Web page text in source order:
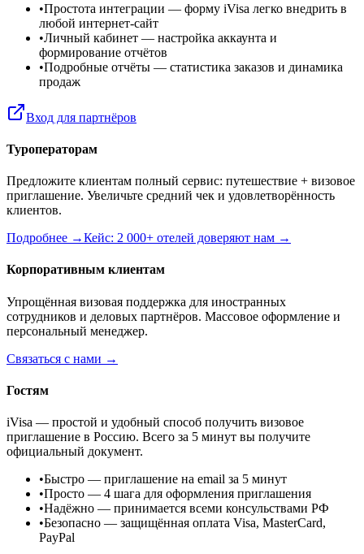
•Простота интеграции — форму iVisa легко внедрить в
любой интернет-сайт
•Личный кабинет — настройка аккаунта и
формирование отчётов
•Подробные отчёты — статистика заказов и динамика
продаж
Вход для партнёров
Туроператорам
Предложите клиентам полный сервис: путешествие + визовое
приглашение. Увеличьте средний чек и удовлетворённость
клиентов.
Подробнее →Кейс: 2 000+ отелей доверяют нам →
Корпоративным клиентам
Упрощённая визовая поддержка для иностранных
сотрудников и деловых партнёров. Массовое оформление и
персональный менеджер.
Связаться с нами →
Гостям
iVisa — простой и удобный способ получить визовое
приглашение в Россию. Всего за 5 минут вы получите
официальный документ.
•Быстро — приглашение на email за 5 минут
•Просто — 4 шага для оформления приглашения
•Надёжно — принимается всеми консульствами РФ
•Безопасно — защищённая оплата Visa, MasterCard,
PayPal